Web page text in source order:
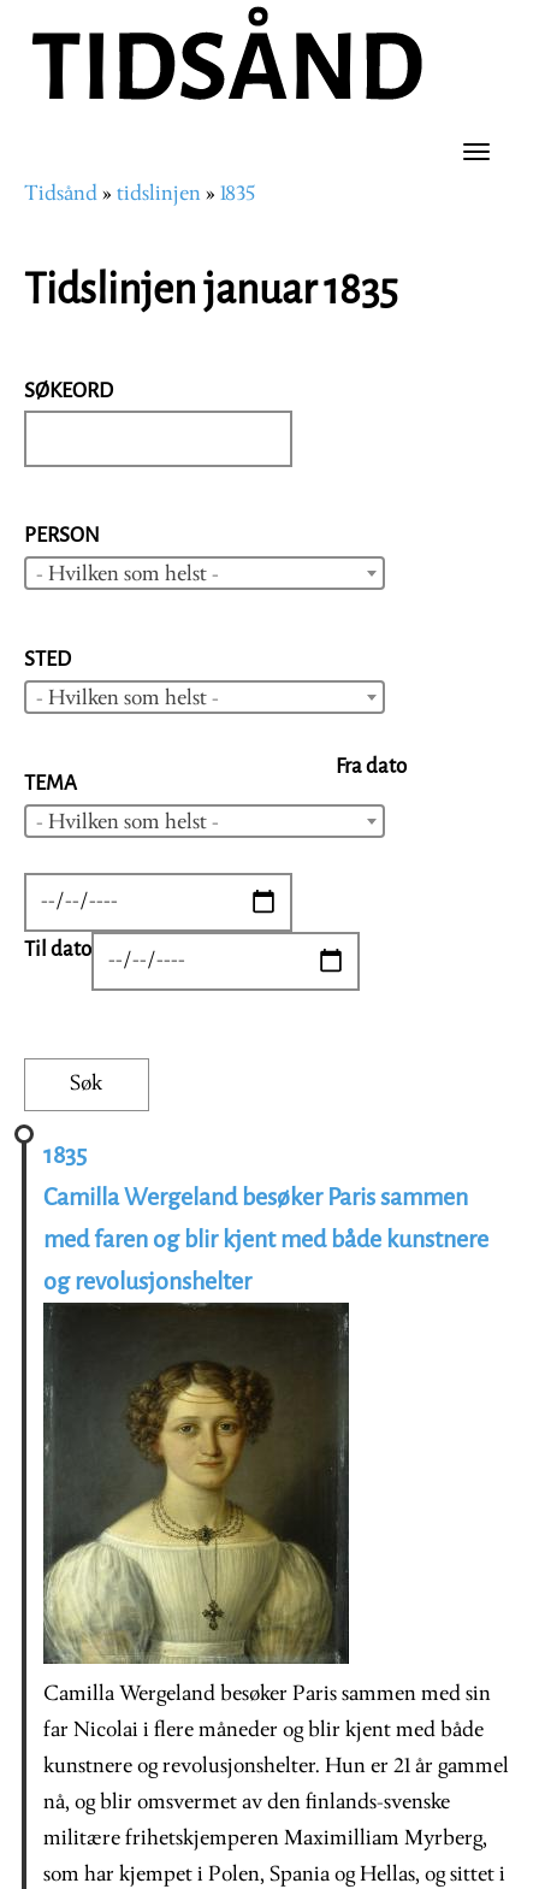
hovedinnhold
Toggle
Navigasjonssti
Tidsånd tidslinjen 1835
Tidslinjen januar 1835
SØKEORD
PERSON
- Hvilken som helst -
STED
- Hvilken som helst -
TEMA
- Hvilken som helst -
Fra dato
DATE
Til dato DATE
1835
Camilla Wergeland besøker Paris sammen
med faren og blir kjent med både kunstnere
og revolusjonshelter
Camilla Wergeland besøker Paris sammen med sin
far Nicolai i flere måneder og blir kjent med både
kunstnere og revolusjonshelter. Hun er 21 år gammel
nå, og blir omsvermet av den finlands-svenske
militære frihetskjemperen Maximilliam Myrberg,
som har kjempet i Polen, Spania og Hellas, og sittet i